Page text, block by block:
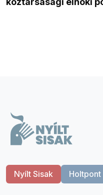
Nyílt Sisak Holtpont